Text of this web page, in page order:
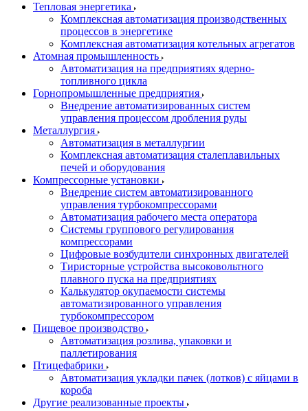
Тепловая энергетика
Комплексная автоматизация производственных
процессов в энергетике
Комплексная автоматизация котельных агрегатов
Атомная промышленность
Автоматизация на предприятиях ядерно-
топливного цикла
Горнопромышленные предприятия
Внедрение автоматизированных систем
управления процессом дробления руды
Металлургия
Автоматизация в металлургии
Комплексная автоматизация сталеплавильных
печей и оборудования
Компрессорные установки
Внедрение систем автоматизированного
управления турбокомпрессорами
Автоматизация рабочего места оператора
Системы группового регулирования
компрессорами
Цифровые возбудители синхронных двигателей
Тиристорные устройства высоковольтного
плавного пуска на предприятиях
Калькулятор окупаемости системы
автоматизированного управления
турбокомпрессором
Пищевое производство
Автоматизация розлива, упаковки и
паллетирования
Птицефабрики
Автоматизация укладки пачек (лотков) с яйцами в
короба
Другие реализованные проекты